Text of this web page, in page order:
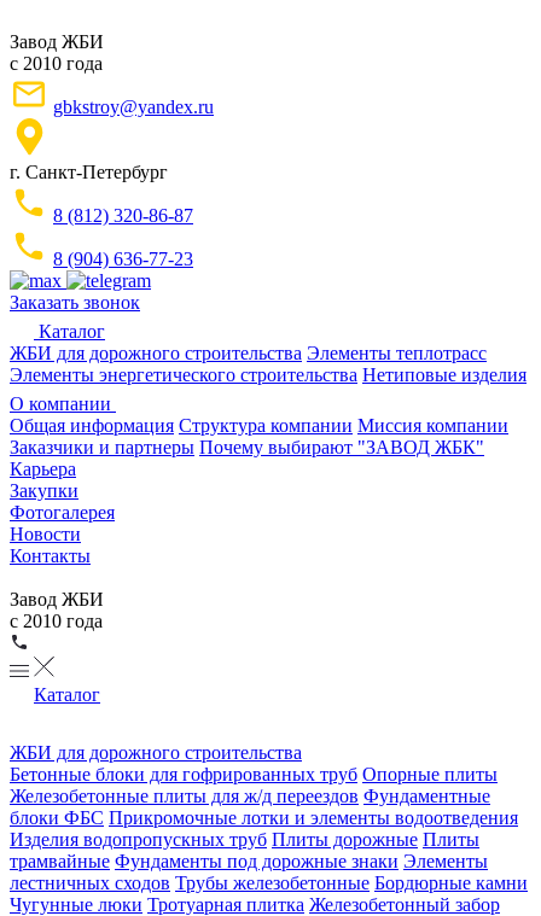
Завод ЖБИ
с 2010 года
gbkstroy@yandex.ru
г. Санкт-Петербург
8 (812) 320-86-87
8 (904) 636-77-23
Заказать звонок
Каталог
ЖБИ для дорожного строительства Элементы теплотрасс
Элементы энергетического строительства Нетиповые изделия
О компании
Общая информация Структура компании Миссия компании
Заказчики и партнеры Почему выбирают "ЗАВОД ЖБК"
Карьера
Закупки
Фотогалерея
Новости
Контакты
Завод ЖБИ
с 2010 года
Каталог
ЖБИ для дорожного строительства
Бетонные блоки для гофрированных труб Опорные плиты
Железобетонные плиты для ж/д переездов Фундаментные
блоки ФБС Прикромочные лотки и элементы водоотведения
Изделия водопропускных труб Плиты дорожные Плиты
трамвайные Фундаменты под дорожные знаки Элементы
лестничных сходов Трубы железобетонные Бордюрные камни
Чугунные люки Тротуарная плитка Железобетонный забор